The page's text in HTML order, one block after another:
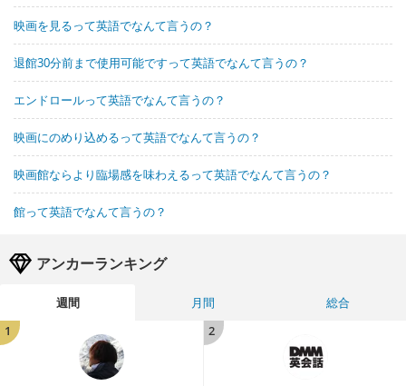
映画を見るって英語でなんて言うの？
退館30分前まで使用可能ですって英語でなんて言うの？
エンドロールって英語でなんて言うの？
映画にのめり込めるって英語でなんて言うの？
映画館ならより臨場感を味わえるって英語でなんて言うの？
館って英語でなんて言うの？
アンカーランキング
週間 月間
総合
1
2